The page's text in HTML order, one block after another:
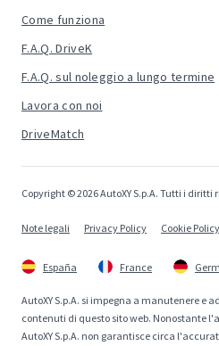
Come funziona
F.A.Q. DriveK
F.A.Q. sul noleggio a lungo termine
Lavora con noi
DriveMatch
Copyright © 2026 AutoXY S.p.A. Tutti i diritti
Note legali Privacy Policy Cookie Policy
España France
AutoXY S.p.A. si impegna a manutenere e
contenuti di questo sito web. Nonostante
AutoXY S.p.A. non garantisce circa